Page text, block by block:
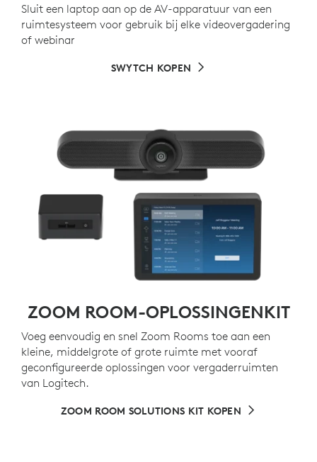
Sluit een laptop aan op de AV-apparatuur van een
ruimtesysteem voor gebruik bij elke videovergadering
of webinar
SWYTCH KOPEN
ZOOM ROOM-OPLOSSINGENKIT
Voeg eenvoudig en snel Zoom Rooms toe aan een
kleine, middelgrote of grote ruimte met vooraf
geconfigureerde oplossingen voor vergaderruimten
van Logitech.
ZOOM ROOM SOLUTIONS KIT KOPEN